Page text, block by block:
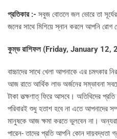
প্রতিকার :- সবুজ বোতলে জল ভোরে তা
জলের সাথে মিশিয়ে স্নান করলে আপনি রোগ
কুম্ভ রাশিফল (Friday, January 12,
বাচ্চাদের সাথে খেলা আপনাকে এর চমৎকার
আজ রাতে আর্থিক লাভ অর্জনের সম্ভাবনা
টাকা তত্ক্ষণাত্ ফিরে আসবে। অতিথিদের
পরিবারই শুধু হতাশ হবে না এতে আপনাদের
মানুষকে আজ ক্ষমা করতে ভুলবেন না।
পারেন- তাদের প্রতি আপনি কোন দায়বদ্ধতা